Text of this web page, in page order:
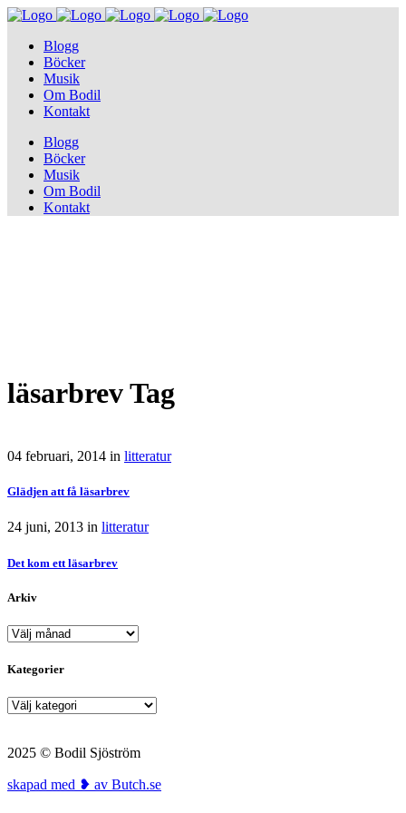
Blogg
Böcker
Musik
Om Bodil
Kontakt
Blogg
Böcker
Musik
Om Bodil
Kontakt
läsarbrev Tag
04 februari, 2014 in litteratur
Glädjen att få läsarbrev
24 juni, 2013 in litteratur
Det kom ett läsarbrev
Arkiv
Arkiv
Kategorier
Kategorier
2025 © Bodil Sjöström
skapad med ❥ av Butch.se